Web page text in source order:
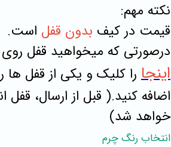
نکته مهم:
قیمت در کیف بدون قفل است.
درصورتی که میخواهید قفل
اینجا را کلیک و یکی از قفل ها
اضافه کنید.( قبل از ارسال،
خواهد شد)
انتخاب رنگ چرم